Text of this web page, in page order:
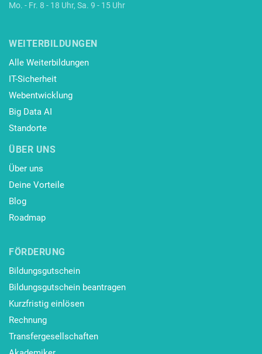
Mo. - Fr. 8 - 18 Uhr, Sa. 9 - 15 Uhr
WEITERBILDUNGEN
Alle Weiterbildungen
IT-Sicherheit
Webentwicklung
Big Data AI
Standorte
ÜBER UNS
Über uns
Deine Vorteile
Blog
Roadmap
FÖRDERUNG
Bildungsgutschein
Bildungsgutschein beantragen
Kurzfristig einlösen
Rechnung
Transfergesellschaften